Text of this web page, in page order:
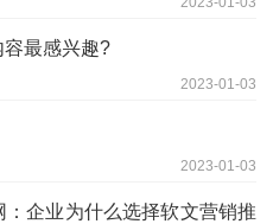
最感兴趣?
2023-01-03
2023-01-03
企业为什么选择软文营销推